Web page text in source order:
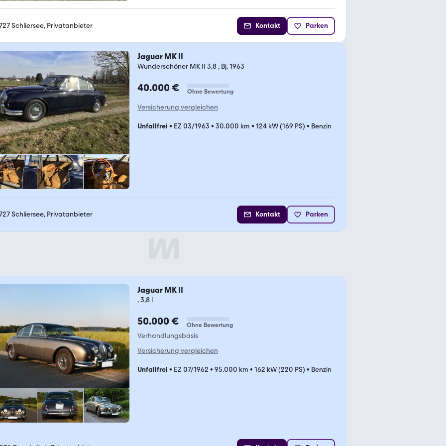
Schliersee, Privatanbieter Kontakt Parken
Jaguar MK II
Wunderschöner MK II 3,8 , Bj. 1963
40.000 € Ohne Bewertung
Versicherung vergleichen
Unfallfrei • EZ 03/1963 • 30.000 km • 124 kW (169 PS) • Benzin
Schliersee, Privatanbieter Kontakt Parken
Jaguar MK II
, 3,8 l
50.000 € Ohne Bewertung
Verhandlungsbasis
Versicherung vergleichen
Unfallfrei • EZ 07/1962 • 95.000 km • 162 kW (220 PS) • Benzin